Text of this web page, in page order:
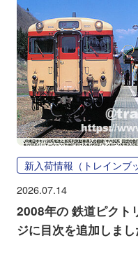
新入荷情報（トレインブ
2026.07.14
2008年の 鉄道ピクト
ジに目次を追加しまし